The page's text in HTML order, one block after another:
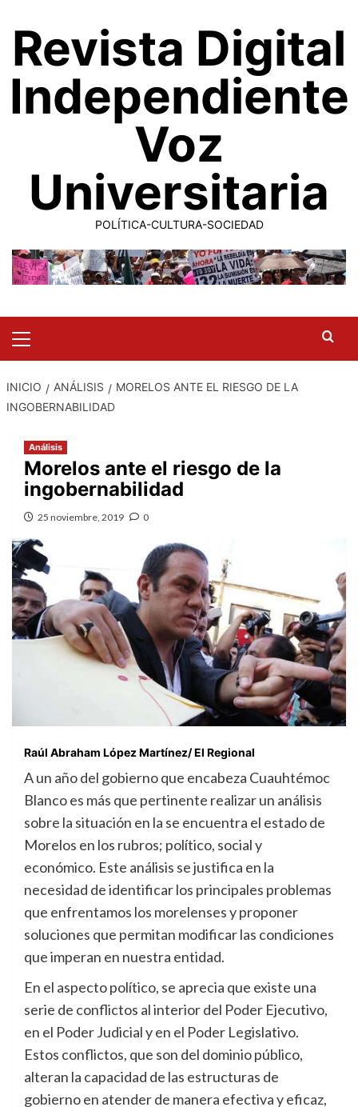
contenido
Revista Digital
Independiente
Voz
Universitaria
POLÍTICA-CULTURA-SOCIEDAD
Menu
INICIO ANÁLISIS
MORELOS ANTE EL RIESGO DE LA
INGOBERNABILIDAD
Análisis
Morelos ante el riesgo de la
ingobernabilidad
25 noviembre, 2019 0
Raúl Abraham López Martínez/ El Regional
A un año del gobierno que encabeza Cuauhtémoc
Blanco es más que pertinente realizar un análisis
sobre la situación en la se encuentra el estado de
Morelos en los rubros; político, social y
económico. Este análisis se justifica en la
necesidad de identificar los principales problemas
que enfrentamos los morelenses y proponer
soluciones que permitan modificar las condiciones
que imperan en nuestra entidad.
En el aspecto político, se aprecia que existe una
serie de conflictos al interior del Poder Ejecutivo,
en el Poder Judicial y en el Poder Legislativo.
Estos conflictos, que son del dominio público,
alteran la capacidad de las estructuras de
gobierno en atender de manera efectiva y eficaz,